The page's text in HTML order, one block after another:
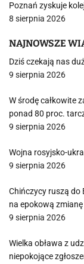
Poznań zyskuje
8 sierpnia 2026
NAJNOWSZE
Dziś czekają nas
9 sierpnia 2026
W środę całkowite
ponad 80 proc.
9 sierpnia 2026
Wojna rosyjsko-
9 sierpnia 2026
Chińczycy ruszą do
na epokową
9 sierpnia 2026
Wielka obława z
niepokojące